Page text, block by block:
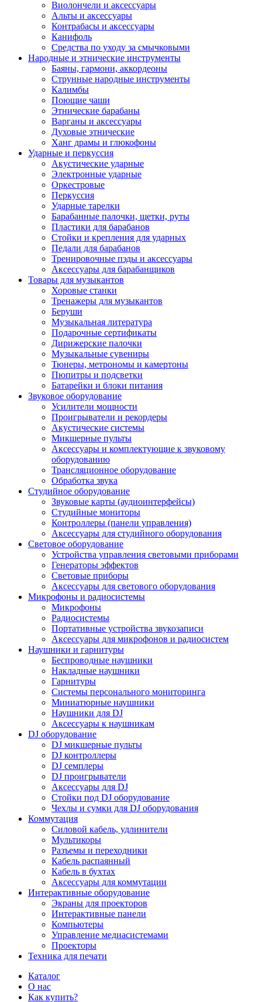
Виолончели и аксессуары
Альты и аксессуары
Контрабасы и аксессуары
Канифоль
Средства по уходу за смычковыми
Народные и этнические инструменты
Баяны, гармони, аккордеоны
Струнные народные инструменты
Калимбы
Поющие чаши
Этнические барабаны
Варганы и аксессуары
Духовые этнические
Ханг драмы и глюкофоны
Ударные и перкуссия
Акустические ударные
Электронные ударные
Оркестровые
Перкуссия
Ударные тарелки
Барабанные палочки, щетки, руты
Пластики для барабанов
Стойки и крепления для ударных
Педали для барабанов
Тренировочные пэды и аксессуары
Аксессуары для барабанщиков
Товары для музыкантов
Хоровые станки
Тренажеры для музыкантов
Беруши
Музыкальная литература
Подарочные сертификаты
Дирижерские палочки
Музыкальные сувениры
Тюнеры, метрономы и камертоны
Пюпитры и подсветки
Батарейки и блоки питания
Звуковое оборудование
Усилители мощности
Проигрыватели и рекордеры
Акустические системы
Микшерные пульты
Аксессуары и комплектующие к звуковому
оборудованию
Трансляционное оборудование
Обработка звука
Студийное оборудование
Звуковые карты (аудиоинтерфейсы)
Студийные мониторы
Контроллеры (панели управления)
Аксессуары для студийного оборудования
Световое оборудование
Устройства управления световыми приборами
Генераторы эффектов
Световые приборы
Аксессуары для светового оборудования
Микрофоны и радиосистемы
Микрофоны
Радиосистемы
Портативные устройства звукозаписи
Аксессуары для микрофонов и радиосистем
Наушники и гарнитуры
Беспроводные наушники
Накладные наушники
Гарнитуры
Системы персонального мониторинга
Миниатюрные наушники
Наушники для DJ
Аксессуары к наушникам
DJ оборудование
DJ микшерные пульты
DJ контроллеры
DJ семплеры
DJ проигрыватели
Аксессуары для DJ
Стойки под DJ оборудование
Чехлы и сумки для DJ оборудования
Коммутация
Силовой кабель, удлинители
Мультикоры
Разъемы и переходники
Кабель распаянный
Кабель в бухтах
Аксессуары для коммутации
Интерактивные оборудование
Экраны для проекторов
Интерактивные панели
Компьютеры
Управление медиасистемами
Проекторы
Техника для печати
Каталог
О нас
Как купить?